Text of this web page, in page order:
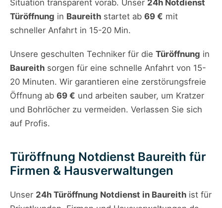
Situation transparent vorab. Unser 24h Notdienst
Türöffnung in Baureith startet ab 69 € mit
schneller Anfahrt in 15-20 Min.
Unsere geschulten Techniker für die Türöffnung in
Baureith sorgen für eine schnelle Anfahrt von 15-
20 Minuten. Wir garantieren eine zerstörungsfreie
Öffnung ab 69 € und arbeiten sauber, um Kratzer
und Bohrlöcher zu vermeiden. Verlassen Sie sich
auf Profis.
Türöffnung Notdienst Baureith für
Firmen & Hausverwaltungen
Unser 24h Türöffnung Notdienst in Baureith ist für